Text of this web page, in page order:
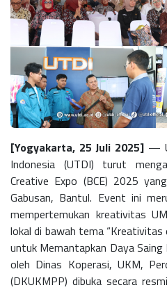
[Yogyakarta, 25 Juli 2025] —
Indonesia (UTDI) turut
Creative Expo (BCE) 2025
Gabusan, Bantul. Event ini
mempertemukan kreativitas
lokal di bawah tema “Kreativitas
untuk Memantapkan Daya Saing
oleh Dinas Koperasi, UKM,
(DKUKMPP) dibuka secara